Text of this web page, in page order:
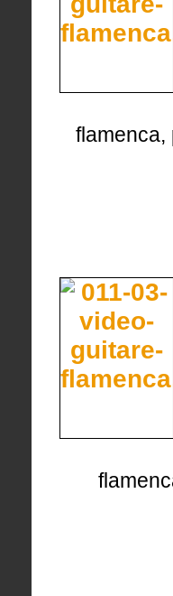
flamenca,